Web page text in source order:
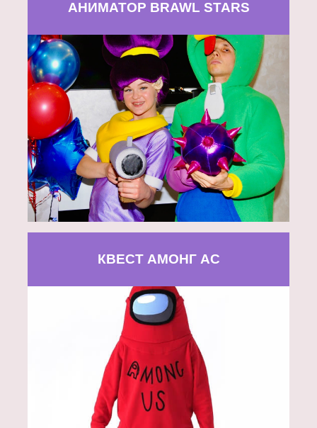
АНИМАТОР BRAWL STARS
КВЕСТ АМОНГ АС